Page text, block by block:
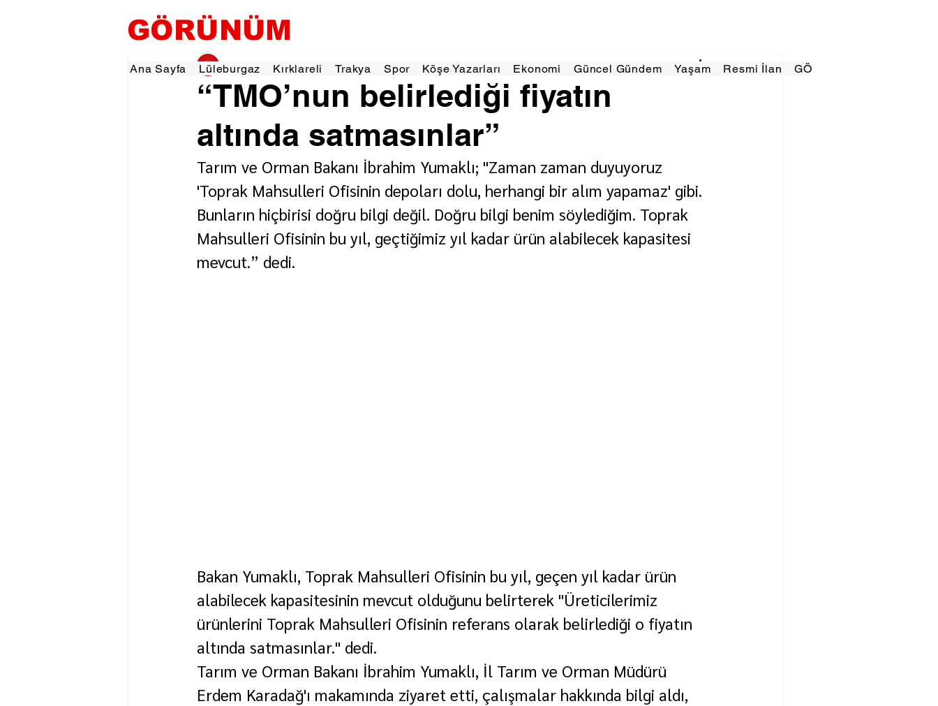
GÖRÜNÜM
Ana Sayfa Lüleburgaz Kırklareli Trakya Spor Köşe Yazarları Ekonomi Güncel Gündem Yaşam Resmi İlan GÖRÜNÜMTV
“TMO’nun belirlediği fiyatın
altında satmasınlar”
gorunumhaber 1 Tem 20242 dakikada okunur
Tarım ve Orman Bakanı İbrahim Yumaklı; "Zaman zaman duyuyoruz
'Toprak Mahsulleri Ofisinin depoları dolu, herhangi bir alım yapamaz' gibi.
Bunların hiçbirisi doğru bilgi değil. Doğru bilgi benim söylediğim. Toprak
Mahsulleri Ofisinin bu yıl, geçtiğimiz yıl kadar ürün alabilecek kapasitesi
mevcut.” dedi.
Bakan Yumaklı, Toprak Mahsulleri Ofisinin bu yıl, geçen yıl kadar ürün
alabilecek kapasitesinin mevcut olduğunu belirterek "Üreticilerimiz
ürünlerini Toprak Mahsulleri Ofisinin referans olarak belirlediği o fiyatın
altında satmasınlar." dedi.
Tarım ve Orman Bakanı İbrahim Yumaklı, İl Tarım ve Orman Müdürü
Erdem Karadağ'ı makamında ziyaret etti, çalışmalar hakkında bilgi aldı,